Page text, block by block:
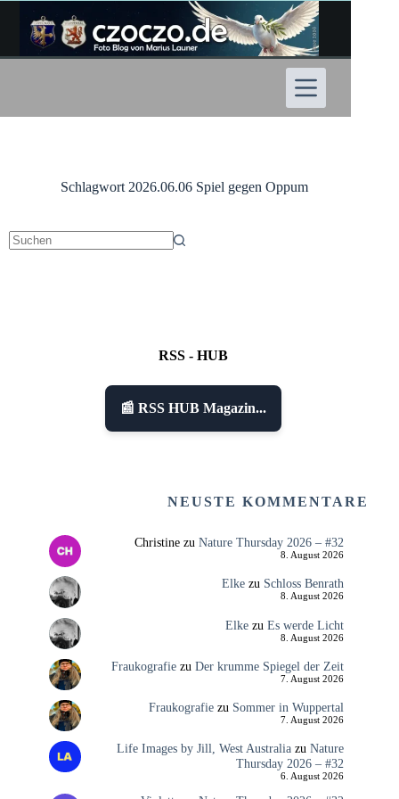
Inhalt
springen
Schlagwort 2026.06.06 Spiel gegen Oppum
RSS - HUB
📰 RSS HUB Magazin...
NEUSTE KOMMENTARE
Christinezu Nature Thursday 2026 – #32
8. August 2026
Elkezu Schloss Benrath
8. August 2026
Elkezu Es werde Licht
8. August 2026
Fraukografiezu Der krumme Spiegel der Zeit
7. August 2026
Fraukografiezu Sommer in Wuppertal
7. August 2026
Life Images by Jill, West Australiazu Nature
Thursday 2026 – #32
6. August 2026